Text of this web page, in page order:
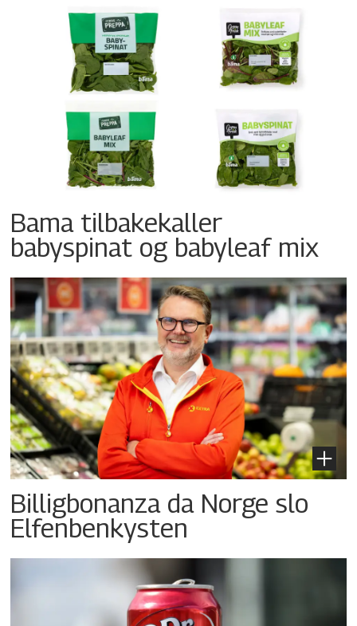
Bama tilbakekaller
babyspinat og babyleaf mix
Billigbonanza da Norge slo
Elfenbenkysten